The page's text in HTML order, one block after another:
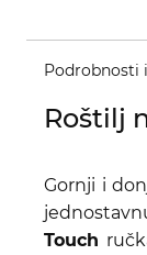
Podrobnosti
Roštilj
Gornji i
Touch